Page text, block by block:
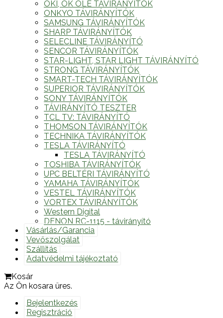
OKI, OK OLE TÁVIRÁNYÍTÓK
ONKYO TÁVIRÁNYÍTÓK
SAMSUNG TÁVIRÁNYÍTÓK
SHARP TÁVIRÁNYÍTÓK
SELECLINE TÁVIRÁNYÍTÓ
SENCOR TÁVIRÁNYÍTÓK
STAR-LIGHT, STAR LIGHT TÁVIRÁNYÍTÓ
STRONG TÁVIRÁNYÍTÓK
SMART-TECH TÁVIRÁNYÍTÓK
SUPERIOR TÁVIRÁNYÍTÓK
SONY TÁVIRÁNYÍTÓK
TÁVIRÁNYÍTÓ TESZTER
TCL TV: TÁVIRÁNYÍTÓ
THOMSON TÁVIRÁNYÍTÓK
TECHNIKA TÁVIRÁNYÍTÓK
TESLA TÁVIRÁNYÍTÓ
TESLA TÁVIRÁNYÍTÓ
TOSHIBA TÁVIRÁNYÍTÓK
UPC BELTÉRI TÁVIRÁNYÍTÓ
YAMAHA TÁVIRÁNYÍTÓK
VESTEL TÁVIRÁNYÍTÓK
VORTEX TÁVIRÁNYÍTÓK
Western Digital
DENON RC-1115 - távirányító
Vásárlás/Garancia
Vevőszolgálat
Szállítás
Adatvédelmi tájékoztató
Kosár
Az Ön kosara üres.
Bejelentkezés
Regisztráció